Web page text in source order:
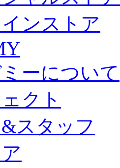
ンストア
ーについて
クト
スタッフ